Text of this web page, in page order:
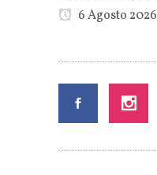
6 Agosto 2026